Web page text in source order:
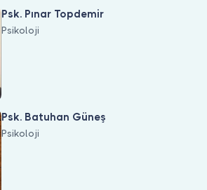
Psk. Pınar Topdemir
Psikoloji
Psk. Batuhan Güneş
Psikoloji